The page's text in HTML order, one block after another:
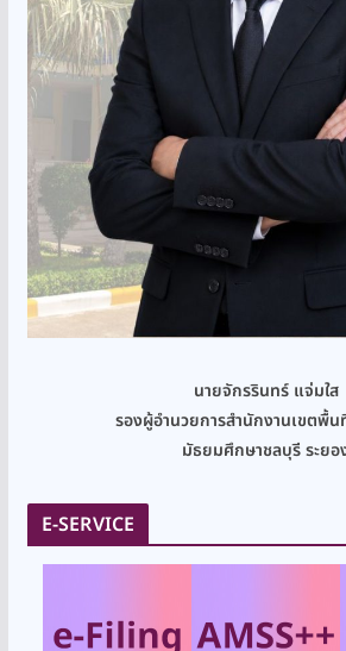
นายจักรรินทร์ แจ่มใส
รองผู้อำนวยการสำนักงานเขตพื้น
มัธยมศึกษาชลบุรี ระยอ
E-SERVICE